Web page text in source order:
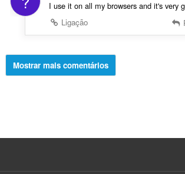
I use it on all my browsers and it's very
Ligação
Mostrar mais comentários